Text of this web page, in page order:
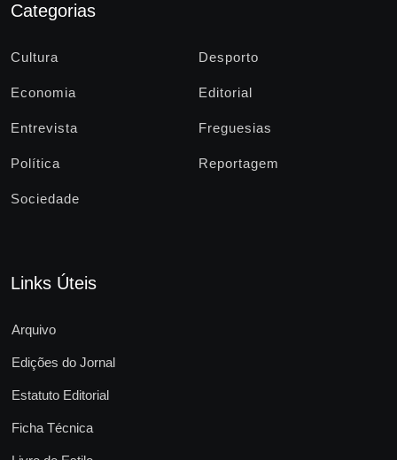
Categorias
Cultura Desporto
Economia Editorial
Entrevista Freguesias
Política Reportagem
Sociedade
Links Úteis
Arquivo
Edições do Jornal
Estatuto Editorial
Ficha Técnica